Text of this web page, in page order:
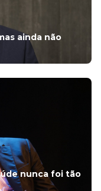
ainda não
nunca foi tão